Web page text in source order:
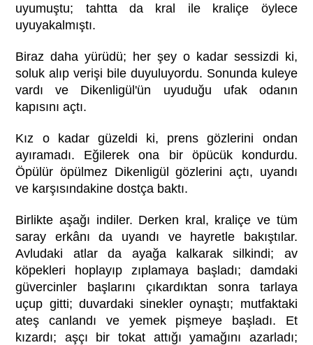
uyumuştu; tahtta da kral ile kraliçe öylece
uyuyakalmıştı.
Biraz daha yürüdü; her şey o kadar sessizdi ki,
soluk alıp verişi bile duyuluyordu. Sonunda kuleye
vardı ve Dikenligül'ün uyuduğu ufak odanın
kapısını açtı.
Kız o kadar güzeldi ki, prens gözlerini ondan
ayıramadı. Eğilerek ona bir öpücük kondurdu.
Öpülür öpülmez Dikenligül gözlerini açtı, uyandı
ve karşısındakine dostça baktı.
Birlikte aşağı indiler. Derken kral, kraliçe ve tüm
saray erkânı da uyandı ve hayretle bakıştılar.
Avludaki atlar da ayağa kalkarak silkindi; av
köpekleri hoplayıp zıplamaya başladı; damdaki
güvercinler başlarını çıkardıktan sonra tarlaya
uçup gitti; duvardaki sinekler oynaştı; mutfaktaki
ateş canlandı ve yemek pişmeye başladı. Et
kızardı; aşçı bir tokat attığı yamağını azarladı;